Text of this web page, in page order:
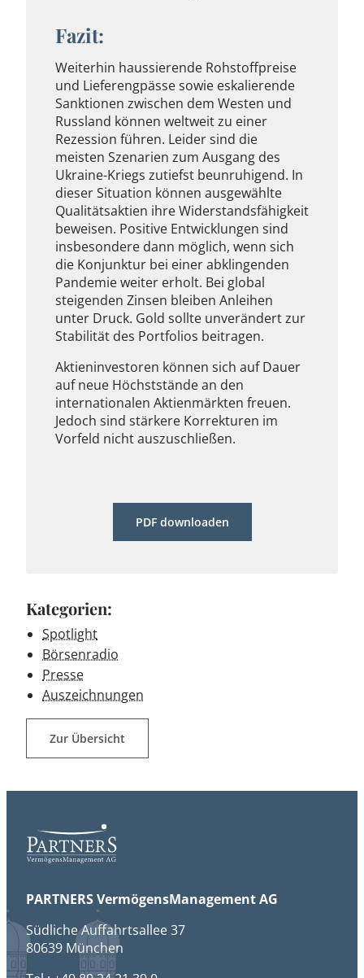
Fazit:
Weiterhin haussierende Rohstoffpreise
und Lieferengpässe sowie eskalierende
Sanktionen zwischen dem Westen und
Russland können weltweit zu einer
Rezession führen. Leider sind die
meisten Szenarien zum Ausgang des
Ukraine-Kriegs zutiefst beunruhigend. In
dieser Situation können ausgewählte
Qualitätsaktien ihre Widerstandsfähigkeit
beweisen. Positive Entwicklungen sind
insbesondere dann möglich, wenn sich
die Konjunktur bei einer abklingenden
Pandemie weiter erholt. Bei global
steigenden Zinsen bleiben Anleihen
unter Druck. Gold sollte unverändert zur
Stabilität des Portfolios beitragen.
Aktieninvestoren können sich auf Dauer
auf neue Höchststände an den
internationalen Aktienmärkten freuen.
Jedoch sind stärkere Korrekturen im
Vorfeld nicht auszuschließen.
PDF downloaden
Kategorien:
Spotlight
Börsenradio
Presse
Auszeichnungen
Zur Übersicht
PARTNERS VermögensManagement AG
Südliche Auffahrtsallee 37
80639 München